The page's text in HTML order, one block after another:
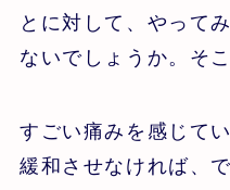
とに対して、やって
ないでしょうか。そ
すごい痛みを感じて
緩和させなければ、